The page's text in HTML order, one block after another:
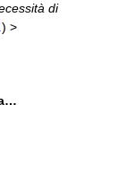
di
) >